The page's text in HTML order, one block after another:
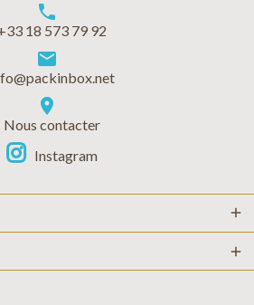
phone
18 573 79 92
markunread
location_on
Nous contacter
Instagram
add
add